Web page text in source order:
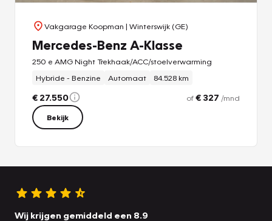
Vakgarage Koopman | Winterswijk (GE)
Mercedes-Benz A-Klasse
250 e AMG Night Trekhaak/ACC/stoelverwarming
Hybride - Benzine
Automaat 84.528 km
€ 27.550 of€ 327 /mnd
Bekijk
Wij krijgen gemiddeld een 8.9